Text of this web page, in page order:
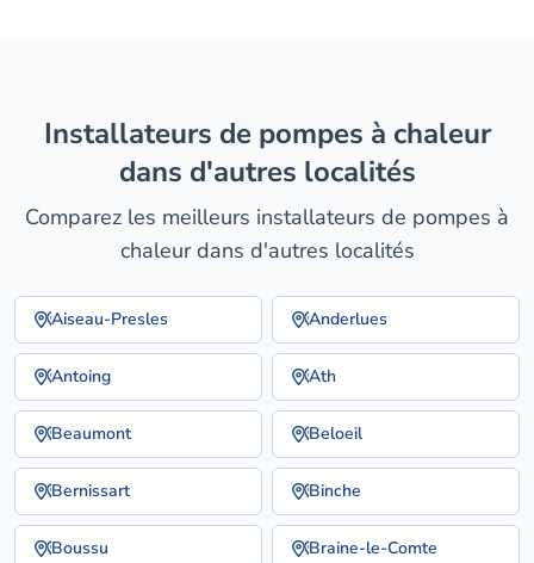
installateurs de pompes à chaleur
dans d'autres localités
Comparez les meilleurs installateurs de pompes à
chaleur dans d'autres localités
Aiseau-Presles Anderlues
Antoing Ath
Beaumont Beloeil
Bernissart Binche
Boussu Braine-le-Comte